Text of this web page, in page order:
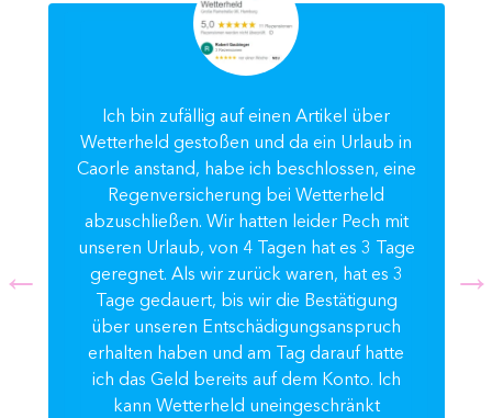
Ich bin zufällig auf einen Artikel über
Wetterheld gestoßen und da ein Urlaub in
Caorle anstand, habe ich beschlossen, eine
Regenversicherung bei Wetterheld
abzuschließen. Wir hatten leider Pech mit
unseren Urlaub, von 4 Tagen hat es 3 Tage
geregnet. Als wir zurück waren, hat es 3
Tage gedauert, bis wir die Bestätigung
über unseren Entschädigungsanspruch
erhalten haben und am Tag darauf hatte
ich das Geld bereits auf dem Konto. Ich
kann Wetterheld uneingeschränkt